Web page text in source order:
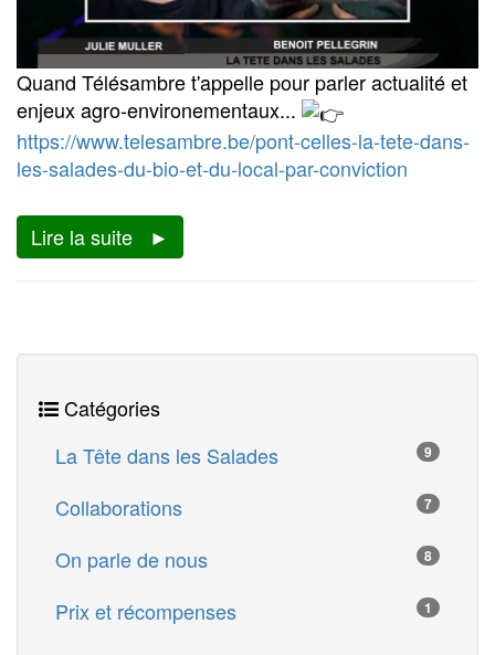
Quand Télésambre t'appelle pour parler actualité et
enjeux agro-environementaux...
https://www.telesambre.be/pont-celles-la-tete-dans-
les-salades-du-bio-et-du-local-par-conviction
Lire la suite
Catégories
9
La Tête dans les Salades
7
Collaborations
8
On parle de nous
1
Prix et récompenses